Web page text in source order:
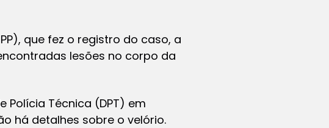
que fez o registro do caso, a
lesões no corpo da
Técnica (DPT) em
há detalhes sobre o velório.